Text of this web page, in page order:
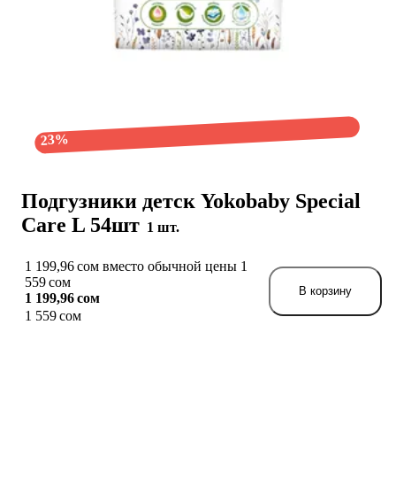
Подгузники детск Yokobaby Special
Care L 54шт 1 шт.
23%
1 199,96 сом вместо обычной цены 1
559 сом
1 199,96 сом
1 559 сом
В корзину